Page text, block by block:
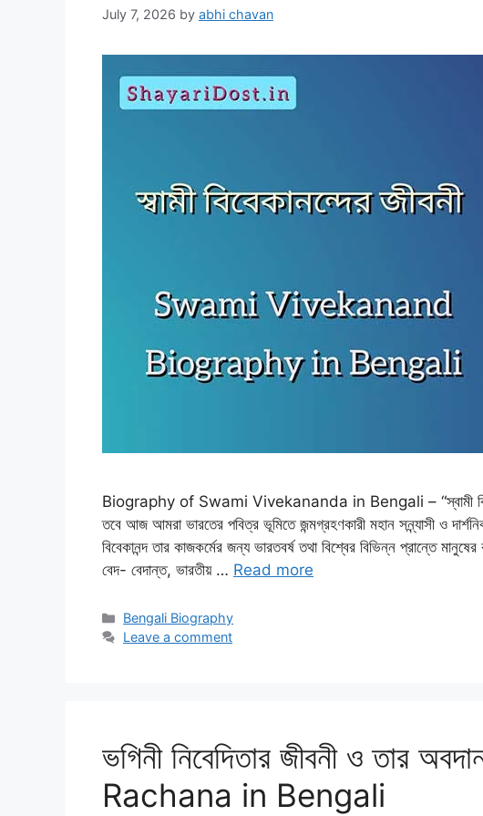
July 7, 2026 by abhi chavan
Biography of Swami Vivekananda in Bengali – “স্বামী
তবে আজ আমরা ভারতের পবিত্র ভূমিতে জন্মগ্রহণকারী মহান সন্ন্যাসী ও
বিবেকানন্দ তার কাজকর্মের জন্য ভারতবর্ষ তথা বিশ্বের বিভিন্ন প্রান্তে
বেদ- বেদান্ত, ভারতীয় … Read more
Categories
Bengali Biography
Leave a comment
ভগিনী নিবেদিতার জীবনী ও তার
Rachana in Bengali